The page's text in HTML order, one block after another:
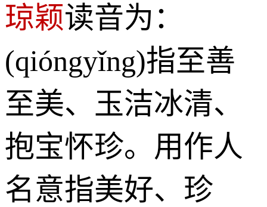
琼颖读音为：
(qióngyǐng)指至善
至美、玉洁冰清、
抱宝怀珍。用作人
名意指美好、珍